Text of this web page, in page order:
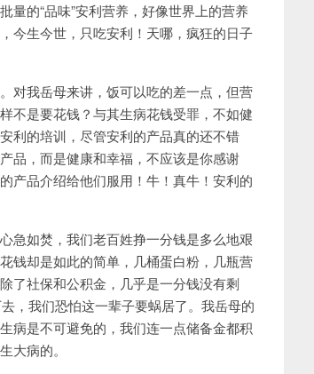
量的“品味”安利营养，好像世界上的营养
今生今世，只吃安利！天哪，疯狂的日子
对我岳母来讲，饭可以吃的差一点，但营
不是要花钱？与其生病花钱受罪，不如健
利的培训，尽管安利的产品真的还不错
品，而是健康和幸福，不应该是你感谢
产品介绍给他们服用！牛！真牛！安利的
急如焚，我们老百姓挣一分钱是多么地艰
钱却是如此的简单，几桶蛋白粉，几瓶营
了社保和公积金，几乎是一分钱没有剩
，我们恐怕这一辈子要蜗居了。我岳母的
病是不可避免的，我们连一点储备金都积
大病的。